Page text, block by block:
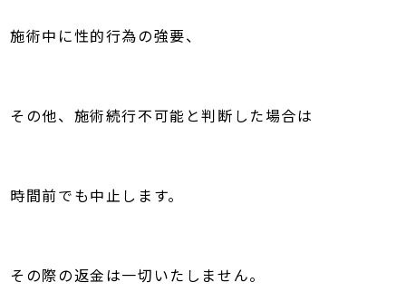
施術中に性的行為の強要、
その他、施術続行不可能と判断した場合は
時間前でも中止します。
その際の返金は一切いたしません。